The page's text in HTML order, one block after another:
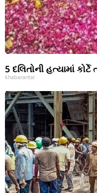
5 દલિતોની હત્યામાં
khabarantar